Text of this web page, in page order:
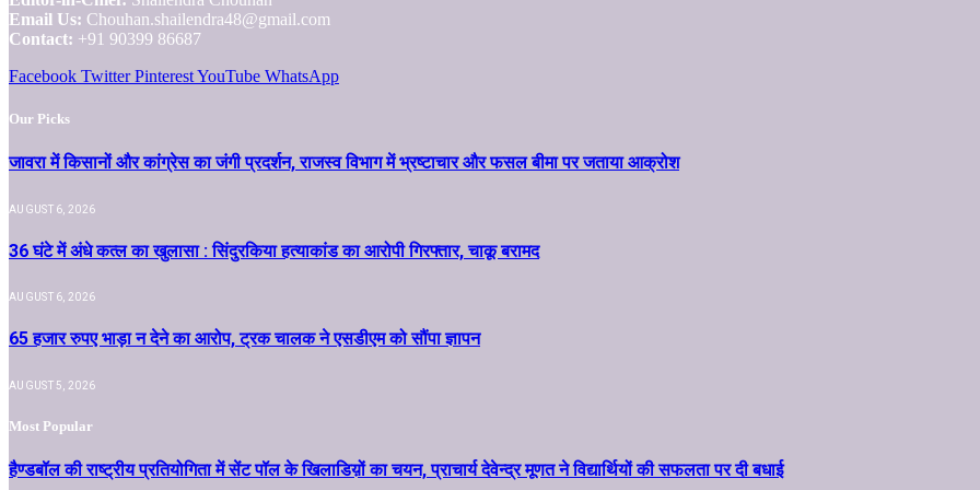
Email Us: Chouhan.shailendra48@gmail.com
Contact: +91 90399 86687
Facebook Twitter PinterestYouTube WhatsApp
Our Picks
जावरा में किसानों और कांग्रेस का जंगी प्रदर्शन, राजस्व विभाग में भ्रष्टाचार और फसल बीमा पर जताया आक्रोश
AUGUST 6, 2026
36 घंटे में अंधे कत्ल का खुलासा : सिंदुरकिया हत्याकांड का आरोपी गिरफ्तार, चाकू बरामद
AUGUST 6, 2026
65 हजार रुपए भाड़ा न देने का आरोप, ट्रक चालक ने एसडीएम को सौंपा ज्ञापन
AUGUST 5, 2026
Most Popular
हैण्डबॉल की राष्ट्रीय प्रतियोगिता में सेंट पॉल के खिलाडिय़ों का चयन, प्राचार्य देवेन्द्र मूणत ने विद्यार्थियों की सफलता पर दी बधाई